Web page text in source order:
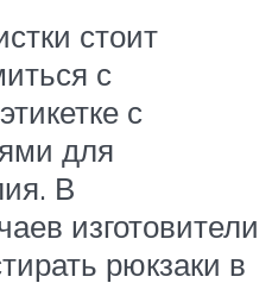
стоит
с
с
для
В
изготовители
рюкзаки в